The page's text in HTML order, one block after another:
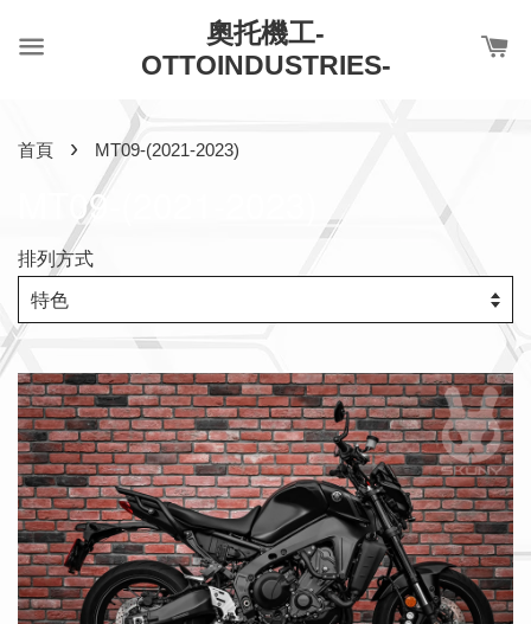
奧托機工-
OTTOINDUSTRIES-
首頁 › MT09-(2021-2023)
MT09-(2021-2023)
排列方式